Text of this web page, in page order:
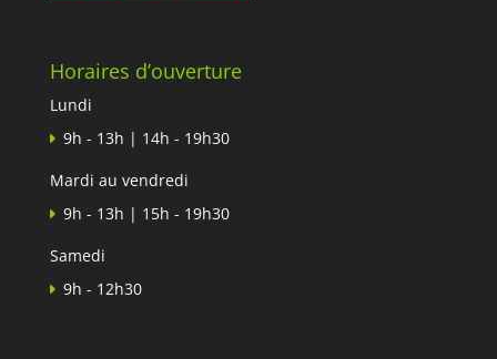
Horaires d’ouverture
Lundi
9h - 13h | 14h - 19h30
Mardi au vendredi
9h - 13h | 15h - 19h30
Samedi
9h - 12h30